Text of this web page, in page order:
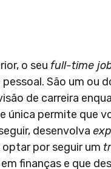
o seu full-time
São um ou
de carreira
única permite que
desenvolva
por seguir um
finanças e que